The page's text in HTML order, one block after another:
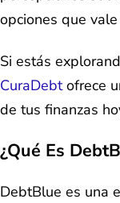
opciones que
Si estás
CuraDebtofrece
de tus finanzas
¿Qué Es
DebtBlue es una